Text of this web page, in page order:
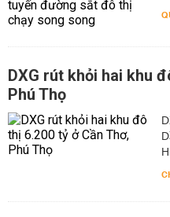
DXG rút khỏi hai khu
Phú Thọ